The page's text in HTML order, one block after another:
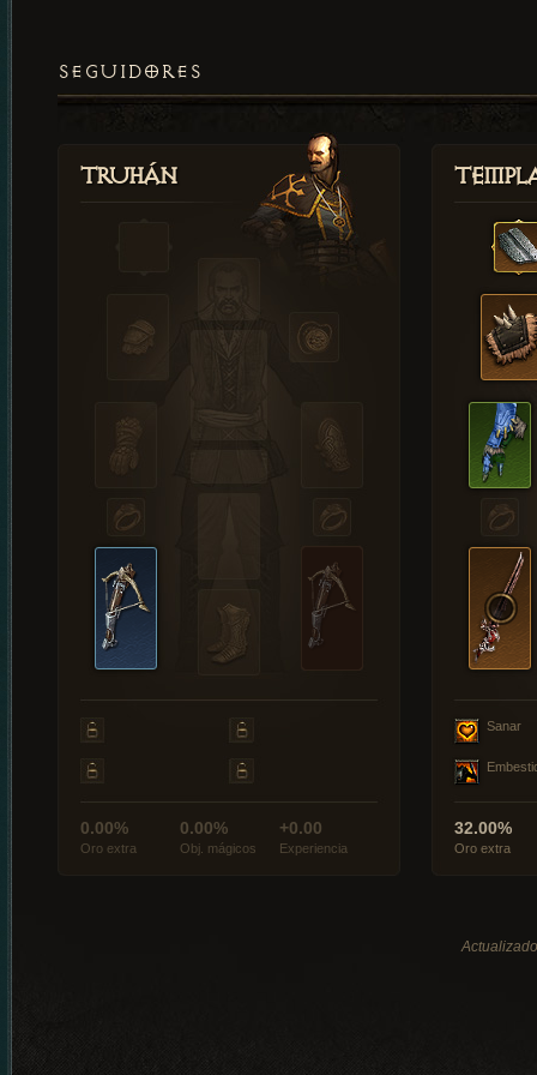
SEGUIDORES
Truhán
0.00%
Oro extra
0.00%
Obj. mágicos
+0.00
Experiencia
Sanar
32.00%
Oro extra